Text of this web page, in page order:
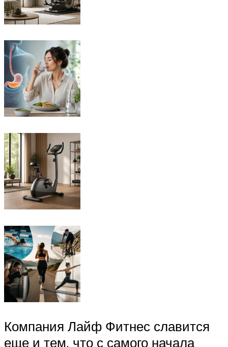
Компания Лайф Фитнес славится
еще и тем, что с самого начала